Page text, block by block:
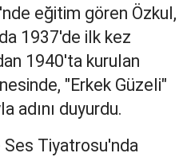
Erzincan
Erzurum
Eskişehir
Gaziantep
Giresun
eğitim gören Özkul,
1937'de ilk kez
1940'ta kurulan
"Erkek Güzeli"
adını duyurdu.
Ses Tiyatrosu'nda